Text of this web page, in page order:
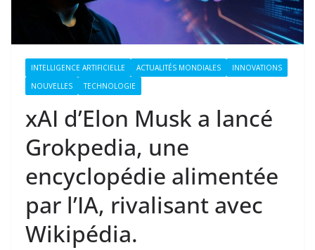
INTELLIGENCE ARTIFICIELLE ACTUALITÉS MONDIALES
INNOVATIONS
NOUVELLES
TECHNOLOGIE
xAI d’Elon Musk a lancé
Grokpedia, une
encyclopédie alimentée
par l’IA, rivalisant avec
Wikipédia.